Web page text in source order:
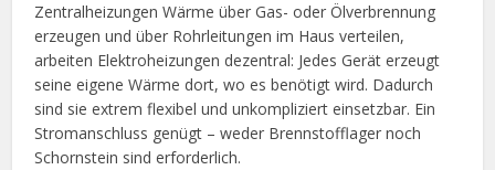
Zentralheizungen Wärme über Gas- oder Ölverbrennung
erzeugen und über Rohrleitungen im Haus verteilen,
arbeiten Elektroheizungen dezentral: Jedes Gerät erzeugt
seine eigene Wärme dort, wo es benötigt wird. Dadurch
sind sie extrem flexibel und unkompliziert einsetzbar. Ein
Stromanschluss genügt – weder Brennstofflager noch
Schornstein sind erforderlich.